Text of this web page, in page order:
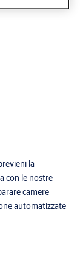
la
con le nostre
camere
automatizzate